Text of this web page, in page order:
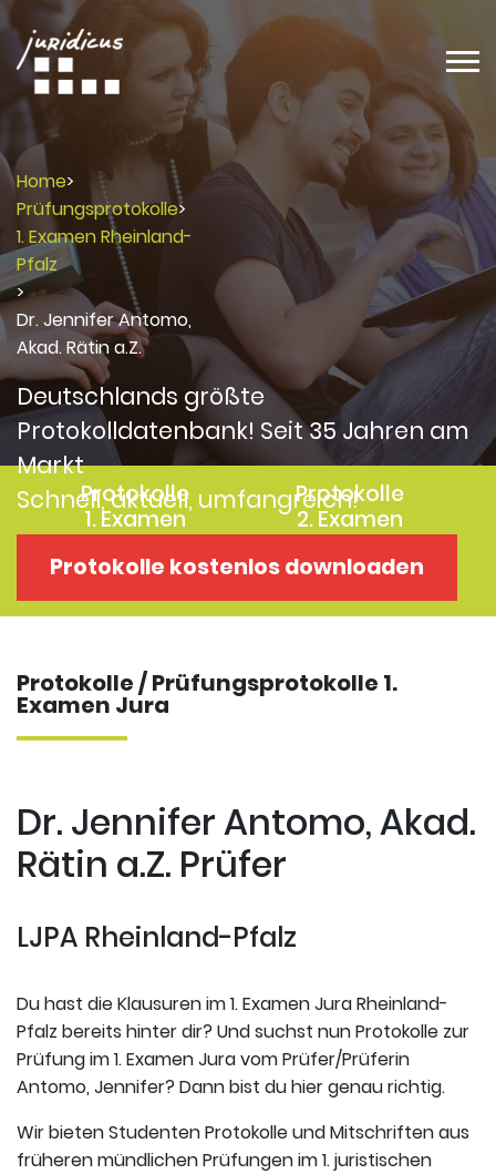
Home>
Prüfungsprotokolle>
1. Examen Rheinland-
Pfalz
>
Dr. Jennifer Antomo,
Akad. Rätin a.Z.
Deutschlands größte
Protokolldatenbank! Seit 35 Jahren am
Markt
Schnell, aktuell, umfangreich!
Protokolle kostenlos downloaden
Protokolle
1. Examen
Protokolle
2. Examen
Protokolle
Examensklausuren
Kostenloses
Repititorium
Protokolle / Prüfungsprotokolle 1.
Examen Jura
Dr. Jennifer Antomo, Akad.
Rätin a.Z. Prüfer
LJPA Rheinland-Pfalz
Du hast die Klausuren im 1. Examen Jura Rheinland-
Pfalz bereits hinter dir? Und suchst nun Protokolle zur
Prüfung im 1. Examen Jura vom Prüfer/Prüferin
Antomo, Jennifer? Dann bist du hier genau richtig.
Wir bieten Studenten Protokolle und Mitschriften aus
früheren mündlichen Prüfungen im 1. juristischen